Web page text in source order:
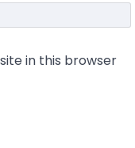
in this browser